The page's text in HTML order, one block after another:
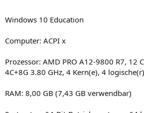
Windows 10 Education
Computer: ACPI x
Prozessor: AMD PRO A12-9800 R7, 12
4C+8G 3.80 GHz, 4 Kern(e), 4
RAM: 8,00 GB (7,43 GB verwendbar)